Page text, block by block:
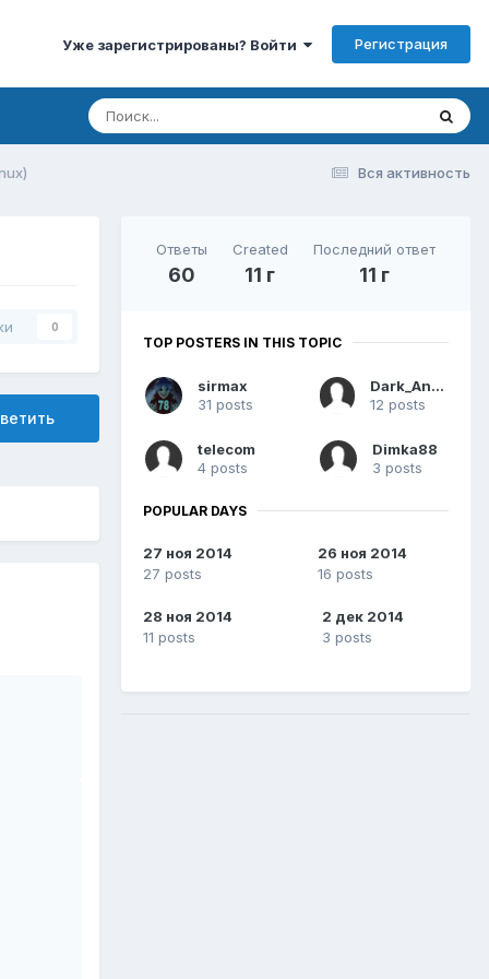
Уже зарегистрированы? Войти Регистрация
Вся активность
0
[k]
Ответы
60
Created
11 г
Последний ответ
11 г
TOP POSTERS IN THIS TOPIC
sirmax
31 posts
Dark_Angel
12 posts
telecom
4 posts
Dimka88
3 posts
POPULAR DAYS
27 ноя 2014
27 posts
26 ноя 2014
16 posts
28 ноя 2014
11 posts
2 дек 2014
3 posts